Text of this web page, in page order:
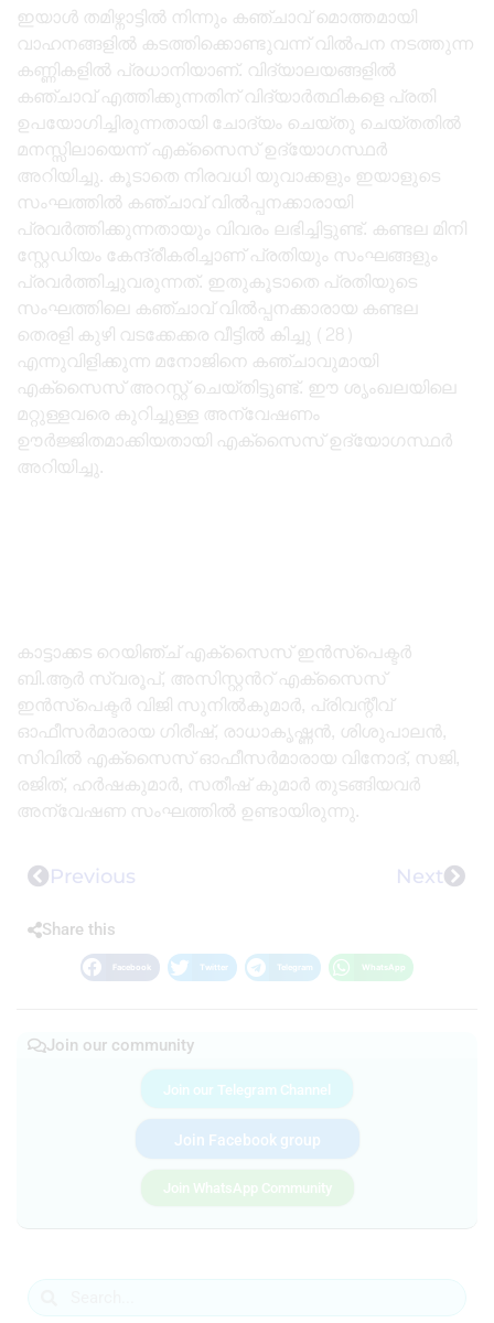
ഇയാൾ തമിഴ്നാട്ടിൽ നിന്നും കഞ്ചാവ് മൊത്തമായി
വാഹനങ്ങളിൽ കടത്തിക്കൊണ്ടുവന്ന് വിൽപന നടത്തുന്ന
കണ്ണികളിൽ പ്രധാനിയാണ്. വിദ്യാലയങ്ങളിൽ
കഞ്ചാവ് എത്തിക്കുന്നതിന് വിദ്യാർത്ഥികളെ പ്രതി
ഉപയോഗിച്ചിരുന്നതായി ചോദ്യം ചെയ്തു ചെയ്തതിൽ
മനസ്സിലായെന്ന് എക്സൈസ് ഉദ്യോഗസ്ഥർ
അറിയിച്ചു. കൂടാതെ നിരവധി യുവാക്കളും ഇയാളുടെ
സംഘത്തിൽ കഞ്ചാവ് വിൽപ്പനക്കാരായി
പ്രവർത്തിക്കുന്നതായും വിവരം ലഭിച്ചിട്ടുണ്ട്. കണ്ടല മിനി
സ്റ്റേഡിയം കേന്ദ്രീകരിച്ചാണ് പ്രതിയും സംഘങ്ങളും
പ്രവർത്തിച്ചുവരുന്നത്. ഇതുകൂടാതെ പ്രതിയുടെ
സംഘത്തിലെ കഞ്ചാവ് വിൽപ്പനക്കാരായ കണ്ടല
തെരളി കുഴി വടക്കേക്കര വീട്ടിൽ കിച്ചു (28)
എന്നുവിളിക്കുന്ന മനോജിനെ കഞ്ചാവുമായി
എക്സൈസ് അറസ്റ്റ് ചെയ്തിട്ടുണ്ട്. ഈ ശൃംഖലയിലെ
മറ്റുള്ളവരെ കുറിച്ചുള്ള അന്വേഷണം
ഊർജ്ജിതമാക്കിയതായി എക്സൈസ് ഉദ്യോഗസ്ഥർ
അറിയിച്ചു.
കാട്ടാക്കട റെയിഞ്ച് എക്സൈസ് ഇൻസ്പെക്ടർ
ബി.ആർ സ്വരൂപ്, അസിസ്റ്റൻറ് എക്സൈസ്
ഇൻസ്പെക്ടർ വിജി സുനിൽകുമാർ, പ്രിവന്റീവ്
ഓഫീസർമാരായ ഗിരീഷ്, രാധാകൃഷ്ണൻ, ശിശുപാലൻ,
സിവിൽ എക്സൈസ് ഓഫീസർമാരായ വിനോദ്, സജി,
രജിത്, ഹർഷകുമാർ, സതീഷ് കുമാർ തുടങ്ങിയവർ
അന്വേഷണ സംഘത്തിൽ ഉണ്ടായിരുന്നു.
Previous Next
Share this
Facebook Twitter Telegram WhatsApp
Join our community
Join our Telegram Channel
Join Facebook group
Join WhatsApp Community